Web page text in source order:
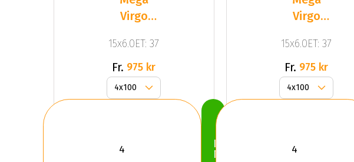
Virgo
15x6.0ET: 37
Fr. 975 kr
Köp
Nu
Virgo
15x6.0ET: 37
Fr. 975 kr